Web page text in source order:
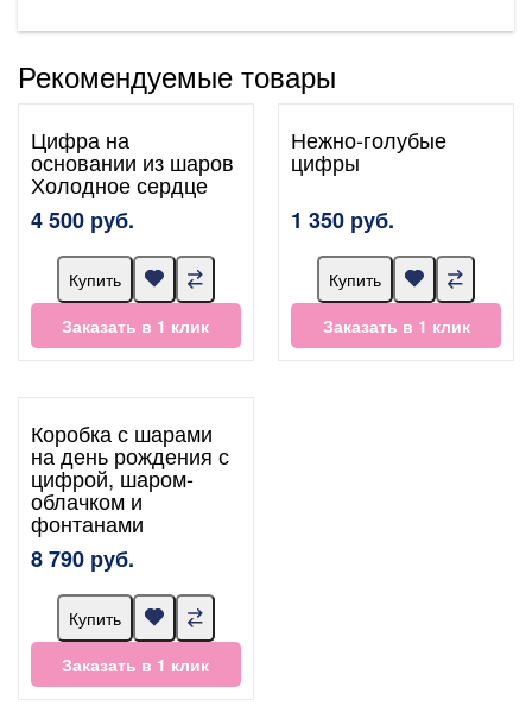
Рекомендуемые товары
Цифра на
основании из шаров
Холодное сердце
4 500 руб.
Купить
Заказать в 1 клик
Нежно-голубые
цифры
1 350 руб.
Купить
Заказать в 1 клик
Коробка с шарами
на день рождения с
цифрой, шаром-
облачком и
фонтанами
8 790 руб.
Купить
Заказать в 1 клик